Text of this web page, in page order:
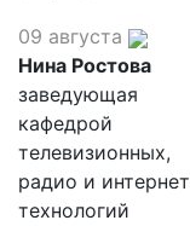
09 августа
Нина Ростова
заведующая
кафедрой
телевизионных,
радио и интернет
технологий